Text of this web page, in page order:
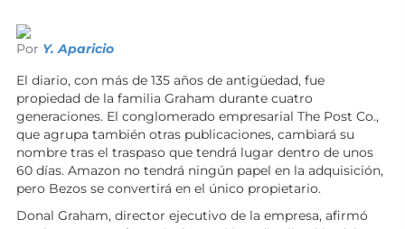
Por Y. Aparicio
El diario, con más de 135 años de antigüedad, fue
propiedad de la familia Graham durante cuatro
generaciones. El conglomerado empresarial The Post Co.,
que agrupa también otras publicaciones, cambiará su
nombre tras el traspaso que tendrá lugar dentro de unos
60 días. Amazon no tendrá ningún papel en la adquisición,
pero Bezos se convertirá en el único propietario.
Donal Graham, director ejecutivo de la empresa, afirmó